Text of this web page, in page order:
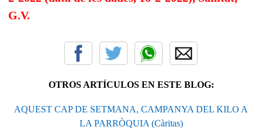
G.V.
OTROS ARTÍCULOS EN ESTE BLOG:
AQUEST CAP DE SETMANA, CAMPANYA DEL KILO A
LA PARRÒQUIA (Càritas)